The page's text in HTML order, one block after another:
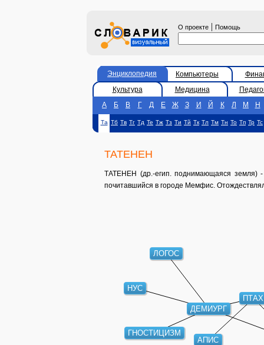
О проекте | Помощь
Энциклопедия Компьютеры
Культура
Медицина
А
Б В Г Д Е Ж З И Й К Л М Н
Та Тб Тв Тг Тд Те Тж Тз Ти Тй Тк Тл Тм Тн То Тп Тр Тс
ТАТЕНЕН
ТАТЕНЕН (др.-егип. поднимающаяся земля) -
почитавшийся в городе Мемфис.
ПТАХ
ДЕМИУРГ
АПИС
ГНОСТИЦИЗМ
НУС
ЛОГОС